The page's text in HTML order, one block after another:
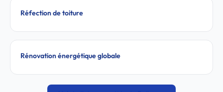
Réfection de toiture
Rénovation énergétique globale